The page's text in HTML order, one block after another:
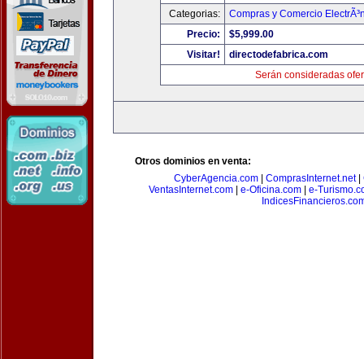
Categorias:
Compras y Comercio
Precio:
$5,999.00
Visitar!
directodefabrica.com
Serán consideradas
Otros dominios en venta:
CyberAgencia.com| ComprasInternet.net|
VentasInternet.com
e-Oficina.com
e-